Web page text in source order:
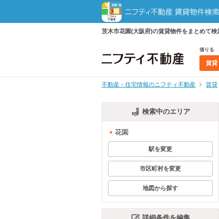
茨木市花園(大阪府)の賃貸物件をまとめて
借りる
賃貸
不動産・住宅情報のニフティ不動産 賃貸
検索中のエリア
花園
駅を変更
市区町村を変更
地図から探す